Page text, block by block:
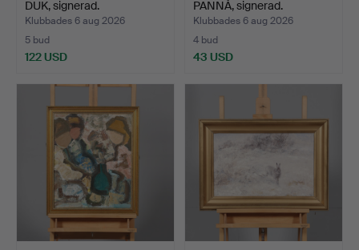
DUK, signerad.
Klubbades 6 aug 2026
5 bud
122 USD
PANNÅ, signerad.
Klubbades 6 aug 2026
4 bud
43 USD